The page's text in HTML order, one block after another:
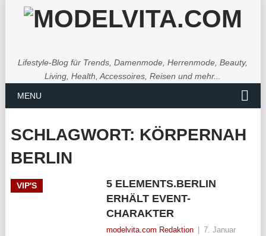
Lifestyle-Blog für Trends, Damenmode, Herrenmode, Beauty,
Living, Health, Accessoires, Reisen und mehr...
MENU
SCHLAGWORT: KÖRPERNAH
BERLIN
VIP'S
5 ELEMENTS.BERLIN
ERHÄLT EVENT-
CHARAKTER
modelvita.com Redaktion
7. Januar